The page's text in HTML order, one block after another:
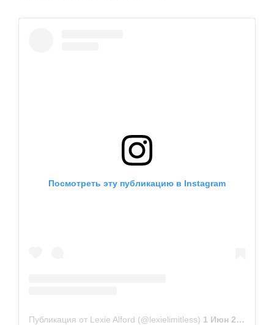
Посмотреть эту публикацию в Instagram
Публикация от Lexie Alford (@lexielimitless) 1 Июн 2019 в 5:27 PDT